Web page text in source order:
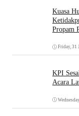
Kuasa
Propam
Friday, 31
KPI
Acara